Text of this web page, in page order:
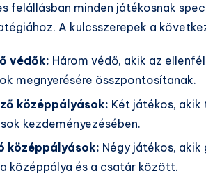
minden játékosnak
A kulcsszerepek a
védők: Három védő, akik az
megnyerésére összpontosítanak.
középpályások: Két játékos,
kezdeményezésében.
középpályások: Négy játékos,
középpálya és a csatár között.